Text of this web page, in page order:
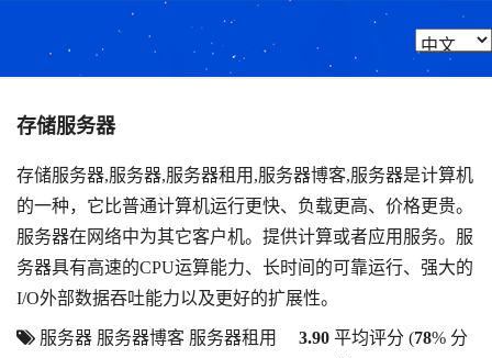
存储服务器
存储服务器,服务器,服务器租用,服务器博客,服务器是计算机
的一种，它比普通计算机运行更快、负载更高、价格更贵。
服务器在网络中为其它客户机。提供计算或者应用服务。服
务器具有高速的CPU运算能力、长时间的可靠运行、强大的
I/O外部数据吞吐能力以及更好的扩展性。
服务器 服务器博客 服务器租用 3.90 平均评分 (78% 分